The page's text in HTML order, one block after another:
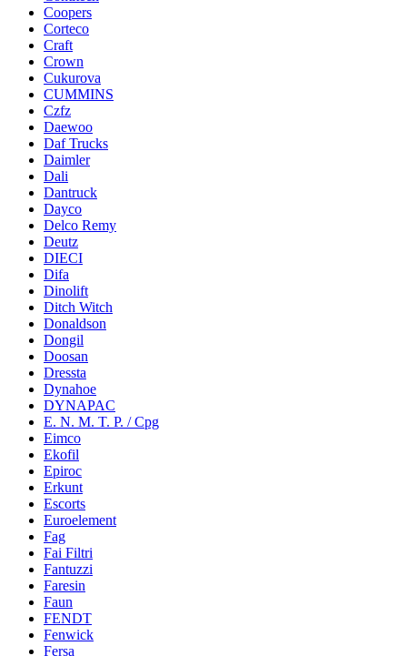
Coopers
Corteco
Craft
Crown
Cukurova
CUMMINS
Czfz
Daewoo
Daf Trucks
Daimler
Dali
Dantruck
Dayco
Delco Remy
Deutz
DIECI
Difa
Dinolift
Ditch Witch
Donaldson
Dongil
Doosan
Dressta
Dynahoe
DYNAPAC
E. N. M. T. P. / Cpg
Eimco
Ekofil
Epiroc
Erkunt
Escorts
Euroelement
Fag
Fai Filtri
Fantuzzi
Faresin
Faun
FENDT
Fenwick
Fersa